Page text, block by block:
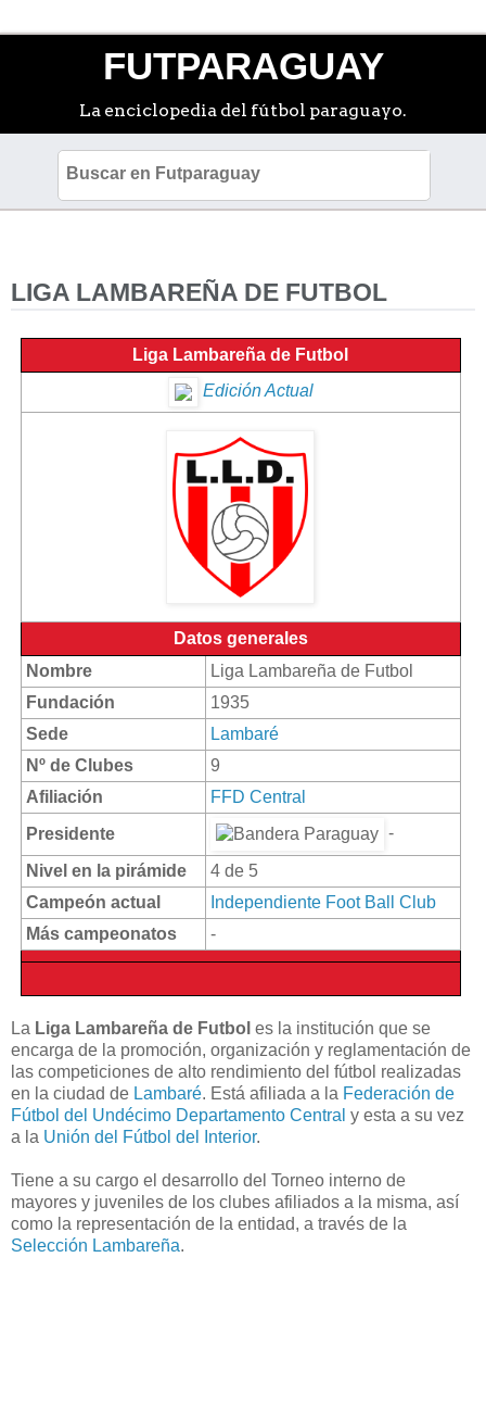
FUTPARAGUAY
La enciclopedia del fútbol paraguayo.
LIGA LAMBAREÑA DE FUTBOL
Liga Lambareña de Futbol
Edición Actual
Datos generales
Nombre
Liga Lambareña de Futbol
Fundación
1935
Sede
Lambaré
Nº de Clubes
9
Afiliación
FFD Central
Presidente
-
Nivel en la pirámide
4 de 5
Campeón actual
Independiente Foot Ball Club
Más campeonatos
-
La Liga Lambareña de Futbol es la institución que se
encarga de la promoción, organización y reglamentación de
las competiciones de alto rendimiento del fútbol realizadas
en la ciudad de Lambaré. Está afiliada a la Federación de
Fútbol del Undécimo Departamento Central y esta a su vez
a la Unión del Fútbol del Interior.
Tiene a su cargo el desarrollo del Torneo interno de
mayores y juveniles de los clubes afiliados a la misma, así
como la representación de la entidad, a través de la
Selección Lambareña.